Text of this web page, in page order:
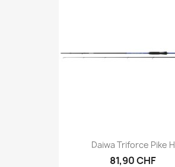
Daiwa Triforce Pike H
81,90 CHF